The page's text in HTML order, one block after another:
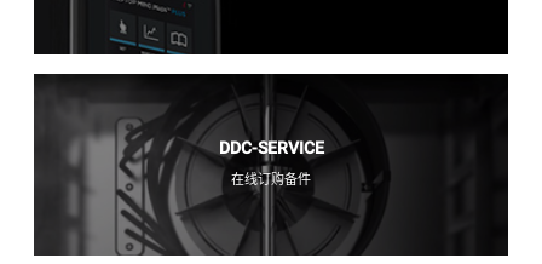
DDC-SERVICE
在线订购备件